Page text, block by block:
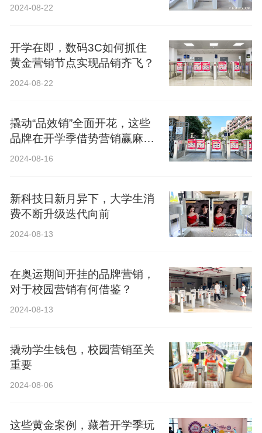
2024-08-22
开学在即，数码3C如何抓住
黄金营销节点实现品销齐飞？
2024-08-22
撬动“品效销”全面开花，这些
品牌在开学季借势营销赢麻
了！
2024-08-16
新科技日新月异下，大学生消
费不断升级迭代向前
2024-08-13
在奥运期间开挂的品牌营销，
对于校园营销有何借鉴？
2024-08-13
撬动学生钱包，校园营销至关
重要
2024-08-06
这些黄金案例，藏着开学季玩